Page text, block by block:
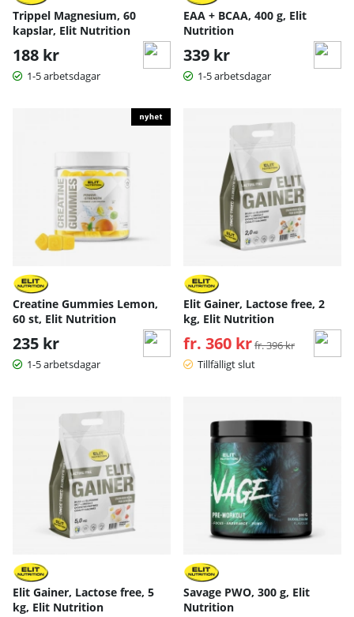
Trippel Magnesium, 60
kapslar, Elit Nutrition
188 kr
1-5 arbetsdagar
EAA + BCAA, 400 g, Elit
Nutrition
339 kr
1-5 arbetsdagar
Creatine Gummies Lemon,
60 st, Elit Nutrition
235 kr
1-5 arbetsdagar
Elit Gainer, Lactose free, 2
kg, Elit Nutrition
fr. 360 kr Ordinarie pris:
fr. 396 kr
Tillfälligt slut
Elit Gainer, Lactose free, 5
kg, Elit Nutrition
Savage PWO, 300 g, Elit
Nutrition